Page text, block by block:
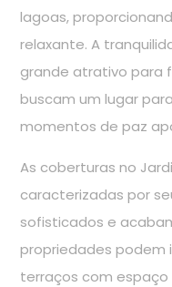
lagoas,
relaxante. A
grande atrativo para
buscam um lugar
momentos de paz
As coberturas no
caracterizadas por
sofisticados e
propriedades podem
terraços com espaço